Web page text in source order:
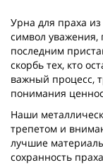
Урна для праха из
символ уважения,
последним
скорбь тех, кто
важный процесс,
понимания
Наши
трепетом и
лучшие
сохранность